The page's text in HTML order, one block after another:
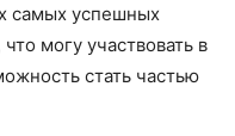
самых успешных
могу участвовать в
стать частью